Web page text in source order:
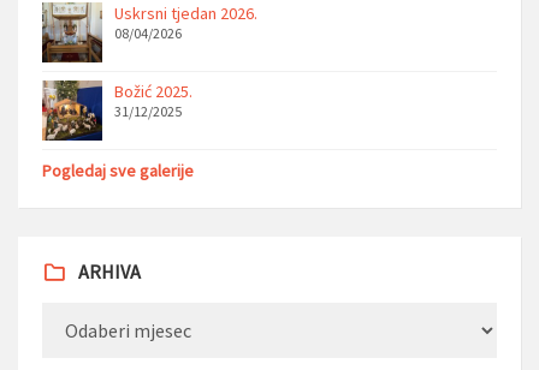
Uskrsni tjedan 2026.
08/04/2026
Božić 2025.
31/12/2025
Pogledaj sve galerije
ARHIVA